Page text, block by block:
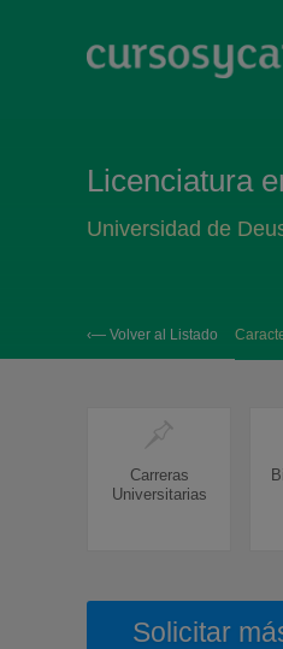
Licenciatura
Universidad de
‹— Volver al Listado
Carreras
Universitarias
Solicitar